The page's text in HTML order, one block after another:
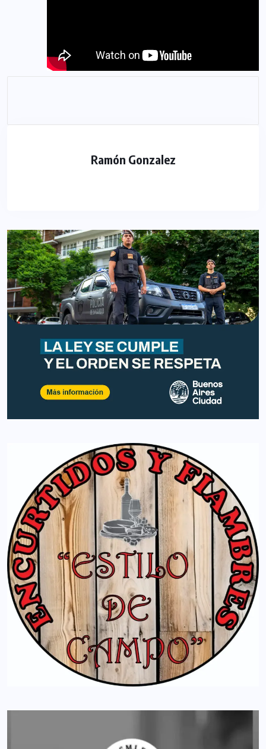
Ramón Gonzalez